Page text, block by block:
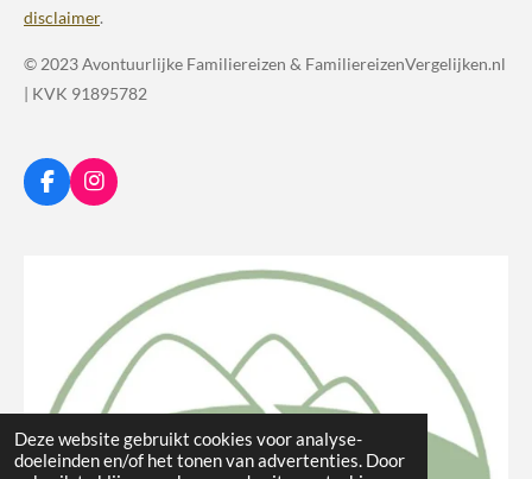
Deze website gebruikt cookies voor analyse-
doeleinden en/of het tonen van advertenties. Door
disclaimer.
© 2023 Avontuurlijke Familiereizen & FamiliereizenVergelijken.nl
| KVK 91895782
F
a
I
n
a
m